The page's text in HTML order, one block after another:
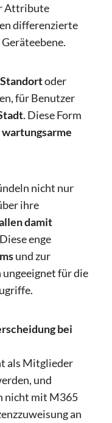
Attribute
differenzierte
Standortoder
für Benutzer
. Diese Form
wartungsarme
nicht nur
ihre
damit
enge
und zur
ungeeignet für die
bei
als Mitglieder
und
nicht mit M365
an